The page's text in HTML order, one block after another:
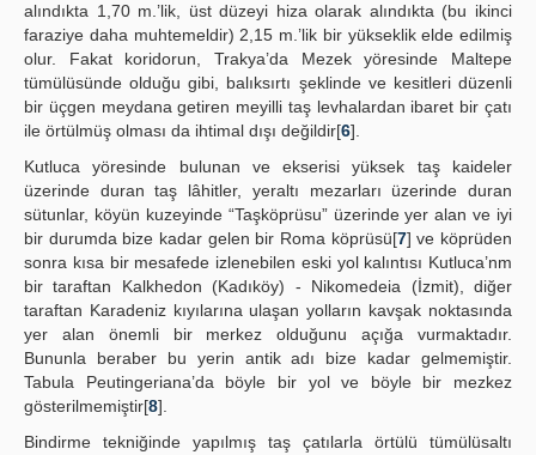
alındıkta 1,70 m.’lik, üst düzeyi hiza olarak alındıkta (bu ikinci
faraziye daha muhtemeldir) 2,15 m.’lik bir yükseklik elde edilmiş
olur. Fakat koridorun, Trakya’da Mezek yöresinde Maltepe
tümülüsünde olduğu gibi, balıksırtı şeklinde ve kesitleri düzenli
bir üçgen meydana getiren meyilli taş levhalardan ibaret bir çatı
ile örtülmüş olması da ihtimal dışı değildir[6].
Kutluca yöresinde bulunan ve ekserisi yüksek taş kaideler
üzerinde duran taş lâhitler, yeraltı mezarları üzerinde duran
sütunlar, köyün kuzeyinde “Taşköprüsu” üzerinde yer alan ve iyi
bir durumda bize kadar gelen bir Roma köprüsü[7] ve köprüden
sonra kısa bir mesafede izlenebilen eski yol kalıntısı Kutluca’nm
bir taraftan Kalkhedon (Kadıköy) - Nikomedeia (İzmit), diğer
taraftan Karadeniz kıyılarına ulaşan yolların kavşak noktasında
yer alan önemli bir merkez olduğunu açığa vurmaktadır.
Bununla beraber bu yerin antik adı bize kadar gelmemiştir.
Tabula Peutingeriana’da böyle bir yol ve böyle bir mezkez
gösterilmemiştir[8].
Bindirme tekniğinde yapılmış taş çatılarla örtülü tümülüsaltı